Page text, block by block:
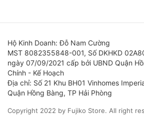
Hộ Kinh Doanh: Đỗ Nam Cường
MST 8082355848-001, Số DKHKD
ngày 07/09/2021 cấp bởi UBND Quận
Chính - Kế Hoạch
Địa chỉ: Số 21 Khu BH01 Vinhomes
Quận Hồng Bàng, TP Hải Phòng
Copyright 2022 by Fujiko Store. All right